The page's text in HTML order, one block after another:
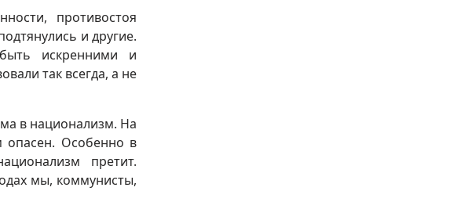
противостоя
и другие.
искренними и
так всегда, а не
в национализм. На
опасен. Особенно в
претит.
мы, коммунисты,